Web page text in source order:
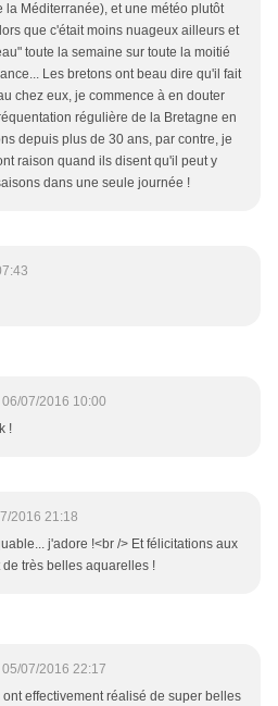
la Méditerranée), et une météo plutôt
que c'était moins nuageux ailleurs et
toute la semaine sur toute la moitié
Les bretons ont beau dire qu'il fait
chez eux, je commence à en douter
régulière de la Bretagne en
depuis plus de 30 ans, par contre, je
raison quand ils disent qu'il peut y
dans une seule journée !
06/07/2016 10:00
!
2016 21:18
j'adore !<br /> Et félicitations aux
très belles aquarelles !
05/07/2016 22:17
ont effectivement réalisé de super belles